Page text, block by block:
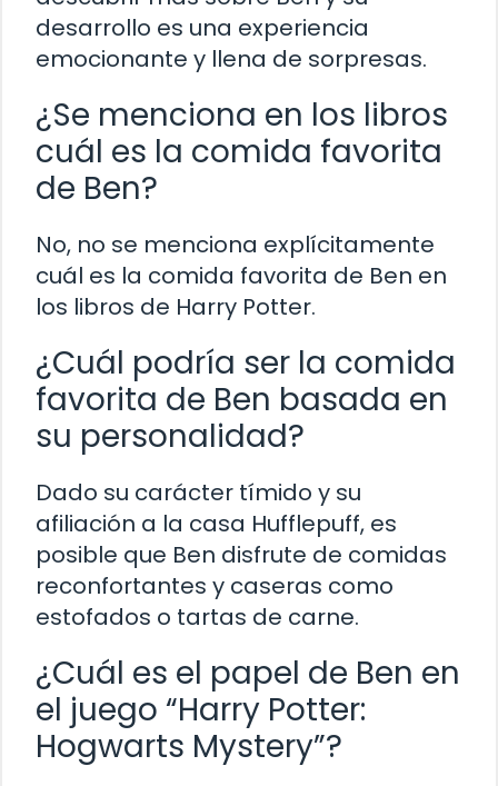
desarrollo es una experiencia
emocionante y llena de sorpresas.
¿Se menciona en los libros
cuál es la comida favorita
de Ben?
No, no se menciona explícitamente
cuál es la comida favorita de Ben en
los libros de Harry Potter.
¿Cuál podría ser la comida
favorita de Ben basada en
su personalidad?
Dado su carácter tímido y su
afiliación a la casa Hufflepuff, es
posible que Ben disfrute de comidas
reconfortantes y caseras como
estofados o tartas de carne.
¿Cuál es el papel de Ben en
el juego “Harry Potter:
Hogwarts Mystery”?